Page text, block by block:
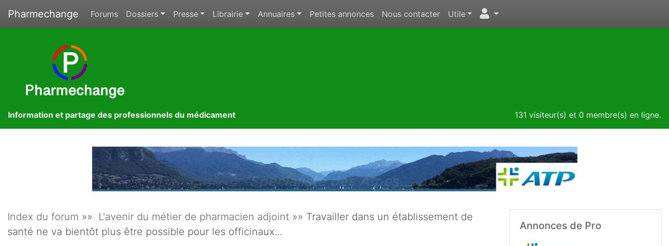
Pharmechange Forums Dossiers Presse Librairie Annuaires Petites annonces Nous contacter Utile
Information et partage des professionnels du médicament 131 visiteur(s) et 0 membre(s) en ligne.
Index du forum »» L'avenir du métier de pharmacien adjoint »» Travailler dans un établissement de
santé ne va bientôt plus être possible pour les officinaux...
Annonces de Pro